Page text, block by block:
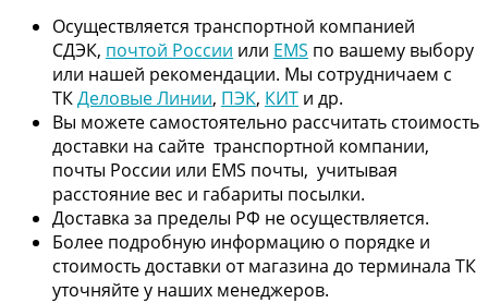
Осуществляется транспортной компанией
СДЭК, почтой России или EMS по вашему выбору
или нашей рекомендации. Мы сотрудничаем с
ТКДеловые Линии, ПЭК, КИТ и др.
Вы можете самостоятельно рассчитать стоимость
доставки на сайте транспортной компании,
почты России или EMS почты, учитывая
расстояние вес и габариты посылки.
Доставка за пределы РФ не осуществляется.
Более подробную информацию о порядке и
стоимость доставки от магазина до терминала ТК
уточняйте у наших менеджеров.